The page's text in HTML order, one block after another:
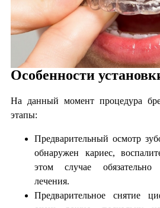
Особенности
На данный момент процедура
этапы:
Предварительный осмотр
обнаружен кариес,
этом случае обязательно
лечения.
Предварительное снятие